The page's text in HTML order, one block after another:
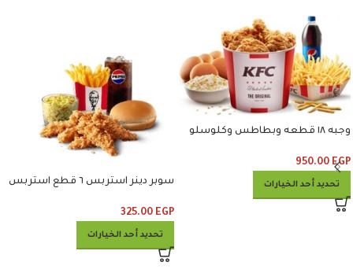
وجبه ١٨ قطعه وبطاطس وكلوسلو
950.00 EGP
تحديد أحد الخيارات
سوبر دينر استربس ٦ قطع استربس
325.00 EGP
تحديد أحد الخيارات